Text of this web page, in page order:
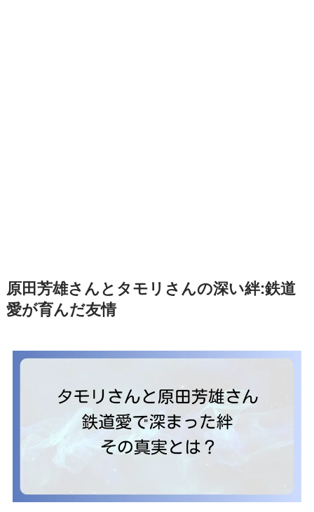
原田芳雄さんとタモリさんの深い絆:鉄道
愛が育んだ友情